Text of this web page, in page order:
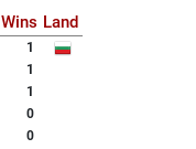
Wins Land
1
1
1
0
0